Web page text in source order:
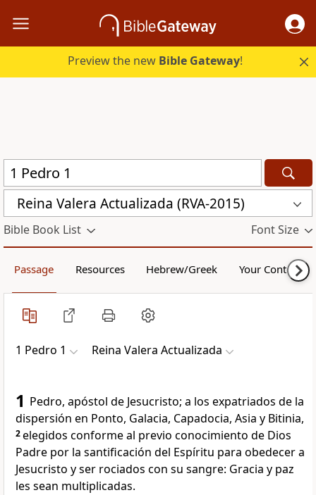
Preview the new Bible Gateway!
Reina Valera Actualizada (RVA-2015)
Bible Book List Font Size
Passage Resources Hebrew/Greek Your Content
1 Pedro 1 Reina Valera Actualizada
1 Pedro, apóstol de Jesucristo; a los expatriados de la
dispersión en Ponto, Galacia, Capadocia, Asia y Bitinia,
2elegidos conforme al previo conocimiento de Dios
Padre por la santificación del Espíritu para obedecer a
Jesucristo y ser rociados con su sangre: Gracia y paz
les sean multiplicadas.